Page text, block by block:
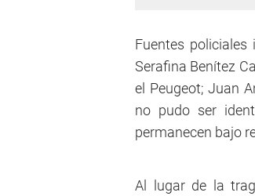
Fuentes
Serafina Benítez
el Peugeot; Juan
no pudo ser
permanecen bajo
Al lugar de la